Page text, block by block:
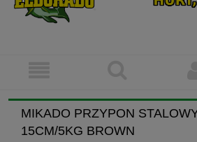
MIKADO PRZYPON
15CM/5KG BROWN